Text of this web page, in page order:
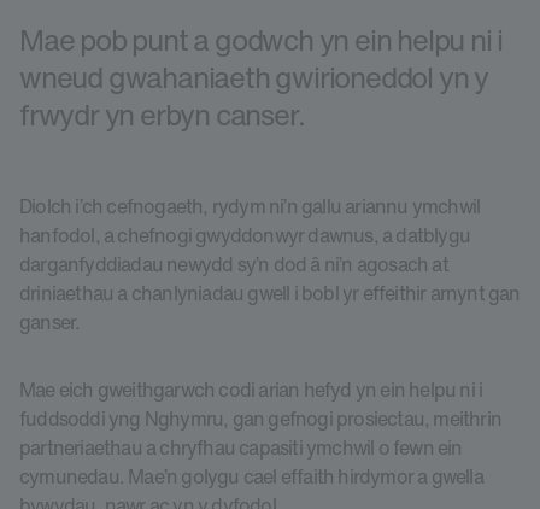
Mae pob punt a godwch yn ein helpu ni i
wneud gwahaniaeth gwirioneddol yn y
frwydr yn erbyn canser.
Diolch i’ch cefnogaeth, rydym ni’n gallu ariannu ymchwil
hanfodol, a chefnogi gwyddonwyr dawnus, a datblygu
darganfyddiadau newydd sy’n dod â ni’n agosach at
driniaethau a chanlyniadau gwell i bobl yr effeithir arnynt gan
ganser.
Mae eich gweithgarwch codi arian hefyd yn ein helpu ni i
fuddsoddi yng Nghymru, gan gefnogi prosiectau, meithrin
partneriaethau a chryfhau capasiti ymchwil o fewn ein
cymunedau. Mae’n golygu cael effaith hirdymor a gwella